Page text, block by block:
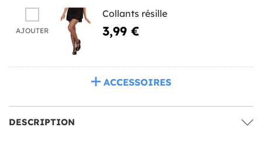
AJOUTER
Collants résille
3,99 €
ACCESSOIRES
DESCRIPTION